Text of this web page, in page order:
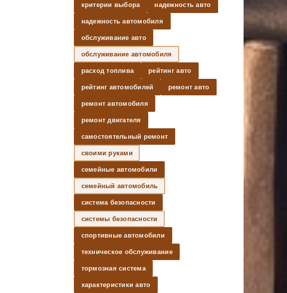
критерии выбора надежность авто
надежность автомобиля
обслуживание авто
обслуживание автомобиля
расход топлива рейтинг авто
рейтинг автомобилей ремонт авто
ремонт автомобиля
ремонт двигателя
самостоятельный ремонт
своими руками
семейные автомобили
семейный автомобиль
система безопасности
системы безопасности
спортивные автомобили
техническое обслуживание
тормозная система
характеристики авто